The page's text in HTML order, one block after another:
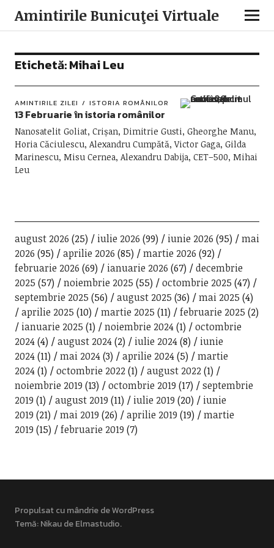
Amintirile Bunicuţei Virtuale
Etichetă:Mihai Leu
AMINTIRILE ZILEI ISTORIA ROMÂNILOR
13 Februarie în istoria românilor
Nanosatelit Goliat, Crișan, Dimitrie Gusti, Gheorghe Manu,
Horia Căciulescu, Alexandru Cumpătă, Victor Gaga, Gilda
Marinescu, Misu Cernea, Alexandru Dabija, CET–500, Mihai
Leu
august 2026 (25) iulie 2026 (99) iunie 2026 (95)
mai
2026 (95) aprilie 2026 (85) martie 2026 (92)
februarie 2026 (69) ianuarie 2026 (67)
decembrie
2025 (57) noiembrie 2025 (55) octombrie 2025 (47)
septembrie 2025 (56) august 2025 (36) mai 2025 (4)
aprilie 2025 (10) martie 2025 (11) februarie 2025 (2)
ianuarie 2025 (1) noiembrie 2024(1)
octombrie
2024(4) august 2024(2) iulie 2024(8)
iunie
2024(11) mai 2024(3) aprilie 2024(5)
martie
2024(1) octombrie 2022(1) august 2022(1)
noiembrie 2019 (13) octombrie 2019 (17)
septembrie
2019 (1) august 2019 (11) iulie 2019 (20)
iunie
2019 (21) mai 2019 (26) aprilie 2019 (19)
martie
2019 (15) februarie 2019 (7)
Propulsat cu mândrie de WordPress
Temă: Nikau deElmastudio.